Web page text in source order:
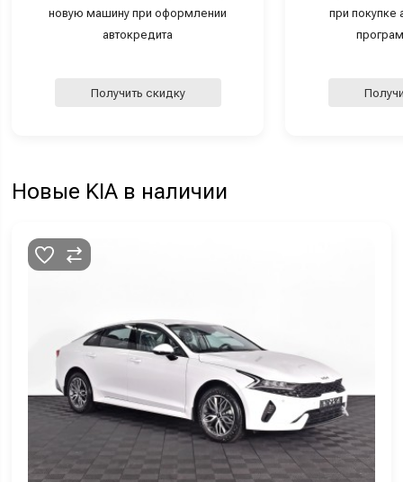
новую машину при оформлении
автокредита
Получить скидку
при покупке
Новые KIA в наличии